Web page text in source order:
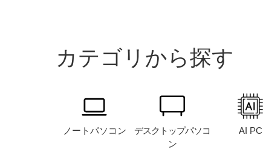
カテゴリから探す
ノートパソコン デスクトップパソコ
ン
AI PC